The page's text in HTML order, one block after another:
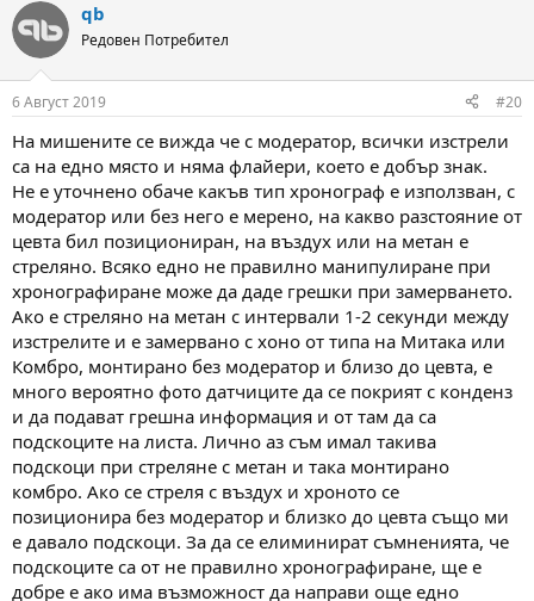
c
t
i
s
qb
Редовен Потребител
6 Август 2019 #20
На мишените се вижда че с модератор, всички изстрели
са на едно място и няма флайери, което е добър знак.
Не е уточнено обаче какъв тип хронограф е използван, с
модератор или без него е мерено, на какво разстояние от
цевта бил позициониран, на въздух или на метан е
стреляно. Всяко едно не правилно манипулиране при
хронографиране може да даде грешки при замерването.
Ако е стреляно на метан с интервали 1-2 секунди между
изстрелите и е замервано с хоно от типа на Митака или
Комбро, монтирано без модератор и близо до цевта, е
много вероятно фото датчиците да се покрият с конденз
и да подават грешна информация и от там да са
подскоците на листа. Лично аз съм имал такива
подскоци при стреляне с метан и така монтирано
комбро. Ако се стреля с въздух и хроното се
позиционира без модератор и близко до цевта също ми
е давало подскоци. За да се елиминират съмненията, че
подскоците са от не правилно хронографиране, ще е
добре е ако има възможност да направи още едно